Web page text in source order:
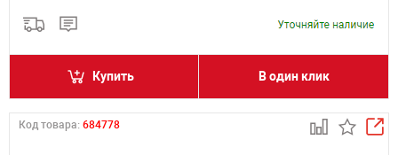
Купить В один клик
Код товара: 684778